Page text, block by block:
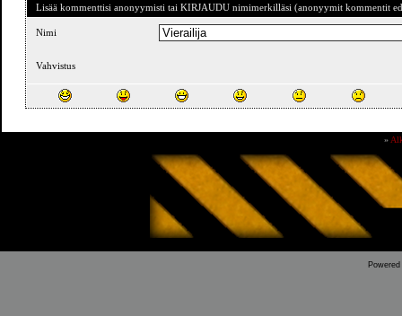
Lisää kommenttisi anonyymisti tai KIRJAUDU nimimerkilläsi (anonyymit kommentit
Nimi
Vahvistus
»